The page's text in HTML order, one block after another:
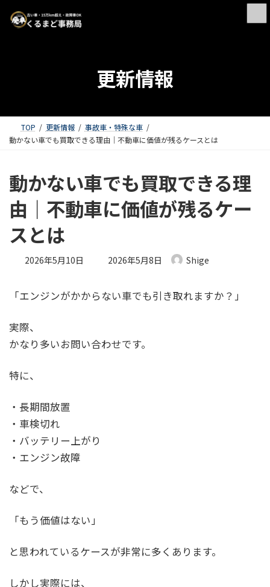
更新情報
TOP 更新情報
事故車・特殊な車
動かない車でも買取できる理由｜不動車に価値が残るケースとは
動かない車でも買取できる理
由｜不動車に価値が残るケー
スとは
2026年5月10日 最終更新日時 :
2026年5月8日 Shige
「エンジンがかからない車でも引き取れますか？」
実際、
かなり多いお問い合わせです。
特に、
・長期間放置
・車検切れ
・バッテリー上がり
・エンジン故障
などで、
「もう価値はない」
と思われているケースが非常に多くあります。
しかし実際には、